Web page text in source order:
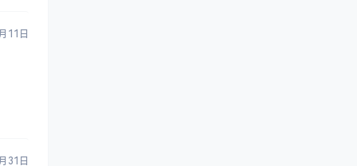
11日
31日